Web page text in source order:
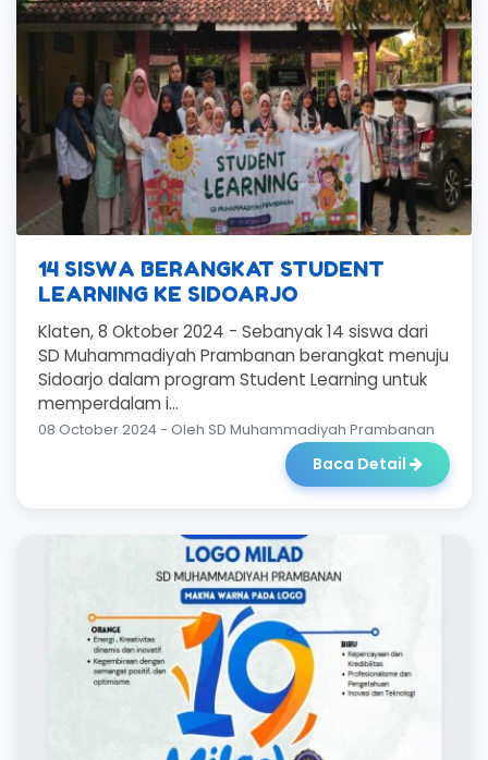
14 SISWA BERANGKAT STUDENT
LEARNING KE SIDOARJO
Klaten, 8 Oktober 2024 - Sebanyak 14 siswa dari
SD Muhammadiyah Prambanan berangkat menuju
Sidoarjo dalam program Student Learning untuk
memperdalam i...
08 October 2024 - Oleh SD Muhammadiyah Prambanan
Baca Detail